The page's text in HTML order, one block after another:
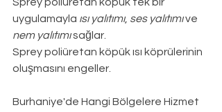
uygulamayla ısı yalıtımı, ses yalıtımı ve
nem yalıtımı sağlar.
Sprey poliüretan köpük ısı köprülerinin
oluşmasını engeller.
Burhaniye'de Hangi Bölgelere Hizmet